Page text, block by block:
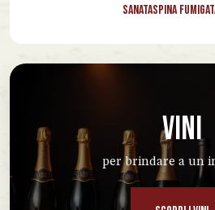
Sanataspina
VINI
per brindare a un